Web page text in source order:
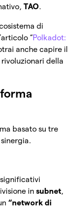
TAO.
di
“Polkadot:
anche capire il
della
basato su tre
in subnet,
“network di